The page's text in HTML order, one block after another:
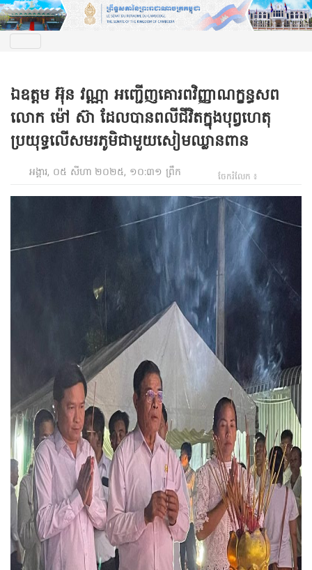
ឯឧត្តម អ៊ុន វណ្ណា អញ្ជើញគោរពវិញ្ញាណក្ខន្ធសព
លោក ម៉ៅ ស៊ា ដែលបានពលីជីវិតក្នុងបុព្វហេតុ
ប្រយុទ្ធលើសមរភូមិជាមួយសៀមឈ្លានពាន
អង្គារ, ០៥ សីហា ២០២៥, ១០:៣១ ព្រឹក ចែករំលែក ៖